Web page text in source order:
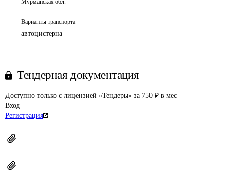
Мурманская обл.
Варианты транспорта
автоцистерна
Тендерная документация
Доступно только с лицензией «Тендеры» за 750 ₽ в мес
Вход
Регистрация